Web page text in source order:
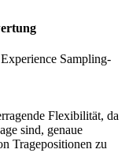
Sampling-
Flexibilität, da
sind, genaue
Tragepositionen zu